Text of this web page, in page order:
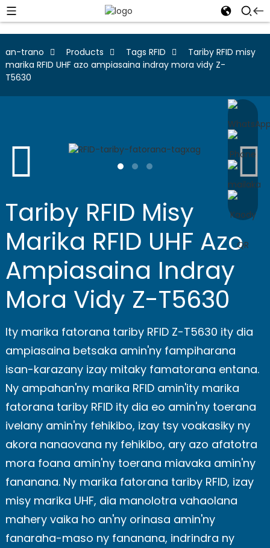
an-trano Products Tags RFID
Tariby RFID misy
marika RFID UHF azo ampiasaina indray mora vidy Z-
T5630
Tariby RFID Misy
Marika RFID UHF Azo
Ampiasaina Indray
Mora Vidy Z-T5630
Ity marika fatorana tariby RFID Z-T5630 ity dia
ampiasaina betsaka amin'ny fampiharana
isan-karazany izay mitaky famatorana entana.
Ny ampahan'ny marika RFID amin'ity marika
fatorana tariby RFID ity dia eo amin'ny toerana
ivelany amin'ny fehikibo, izay tsy voakasiky ny
akora nanaovana ny fehikibo, ary azo afatotra
mora foana amin'ny toerana miavaka amin'ny
fananana. Ny marika fatorana tariby RFID, izay
misy marika UHF, dia manolotra vahaolana
mahery vaika ho an'ny orinasa amin'ny
fanaraha-maso ny fananana, indrindra ny